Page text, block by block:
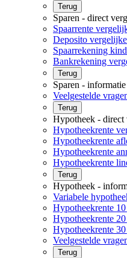
Terug
Sparen - direct
Spaarrente
Deposito
Spaarrekening
Bankrekening
Terug
Sparen - informatie
Veelgestelde
Terug
Hypotheek - direct
Hypotheekrente
Hypotheekrente
Hypotheekrente
Hypotheekrente
Terug
Hypotheek -
Variabele
Hypotheekrente
Hypotheekrente
Hypotheekrente
Veelgestelde
Terug